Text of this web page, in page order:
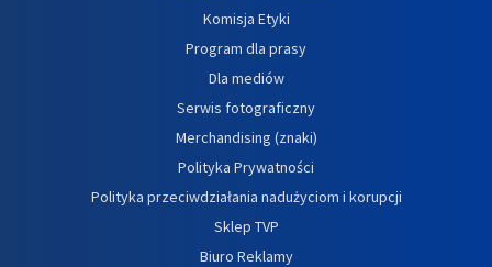
Komisja Etyki
Program dla prasy
Dla mediów
Serwis fotograficzny
Merchandising (znaki)
Polityka Prywatności
Polityka przeciwdziałania nadużyciom i korupcji
Sklep TVP
Biuro Reklamy